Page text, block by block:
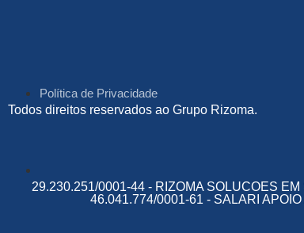
Política de Privacidade
Todos direitos reservados ao Grupo Rizoma.
29.230.251/0001-44 - RIZOMA SOLUCOES
46.041.774/0001-61 - SALARI